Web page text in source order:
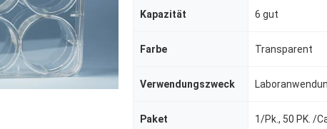
Kapazität 6 gut
Farbe Transparent
Verwendungszweck
Paket 1/Pk., 50 PK. /